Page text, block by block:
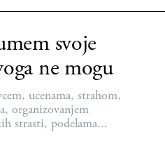
svoje
ne mogu
ucenama, strahom,
organizovanjem
strasti, podelama...